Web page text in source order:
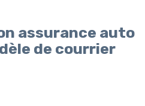
assurance auto
de courrier